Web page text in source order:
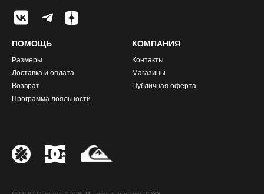
ПОМОЩЬ
Размеры
Доставка и оплата
Возврат
Программа лояльности
КОМПАНИЯ
Контакты
Магазины
Публичная оферта